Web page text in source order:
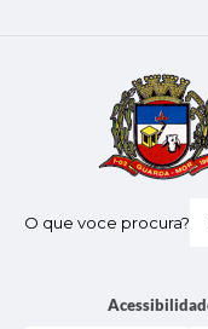
O que voce procura?